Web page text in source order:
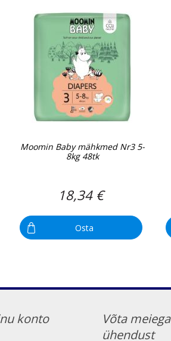
Moomin Baby mähkmed Nr3 5-
8kg 48tk
18,34 €
Osta
konto
Võta meiega
ühendust